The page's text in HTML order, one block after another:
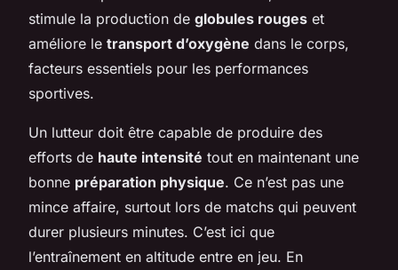
stimule la production de globules rouges et
améliore le transport d’oxygène dans le corps,
facteurs essentiels pour les performances
sportives.
Un lutteur doit être capable de produire des
efforts de haute intensité tout en maintenant une
bonne préparation physique. Ce n’est pas une
mince affaire, surtout lors de matchs qui peuvent
durer plusieurs minutes. C’est ici que
l’entraînement en altitude entre en jeu. En